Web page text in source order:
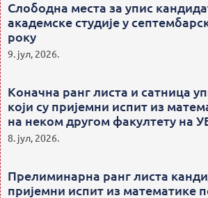
Слободна места за упис
академске студије у
року
9. јул, 2026.
Коначна ранг листа и сатница
који су пријемни испит из
на неком другом факултету на
8. јул, 2026.
Прелиминарна ранг листа
пријемни испит из математике